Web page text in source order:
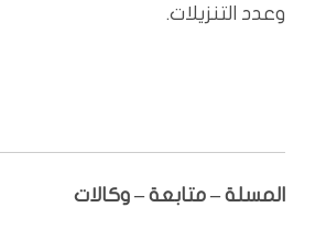
وعدد التنزيلات.
المسلة – متابعة – وكالات